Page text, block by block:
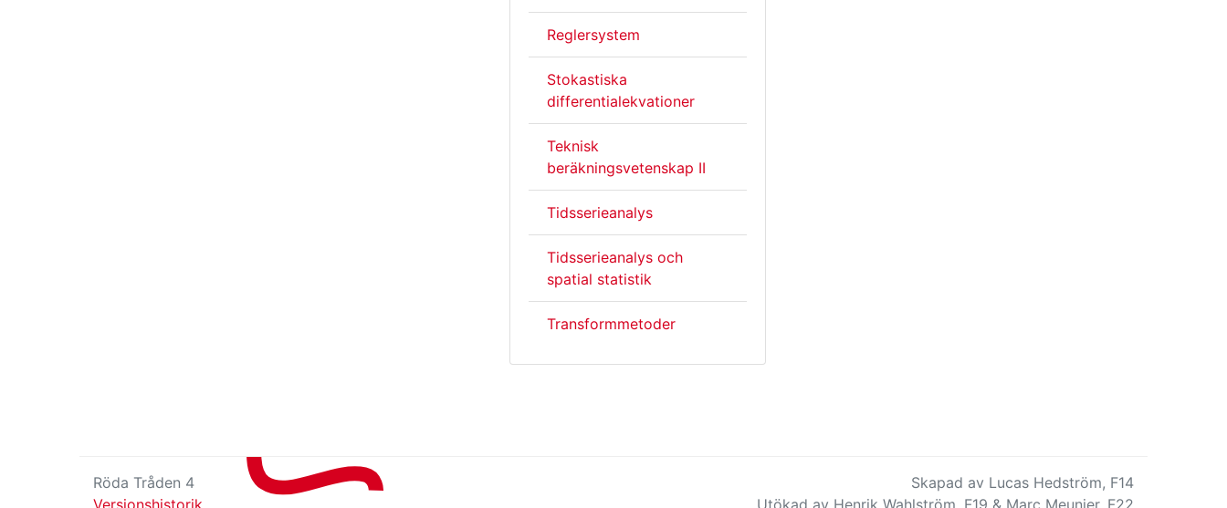
Reglersystem
Stokastiska
differentialekvationer
Teknisk
beräkningsvetenskap II
Tidsserieanalys
Tidsserieanalys och
spatial statistik
Transformmetoder
Röda Tråden 4
Versionshistorik
Skapad av Lucas Hedström, F14
Utökad av Henrik Wahlström, F19 & Marc Meunier, F22